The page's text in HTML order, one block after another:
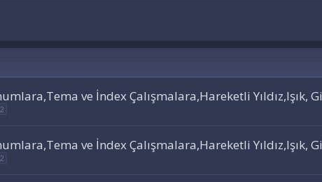
ve İndex Çalışmalara,Hareketli Yıldız,Işık,
2
ve İndex Çalışmalara,Hareketli Yıldız,Işık,
2